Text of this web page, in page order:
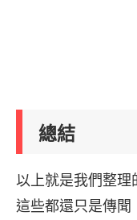
總結
以上就是我們整理
這些都還只是傳聞